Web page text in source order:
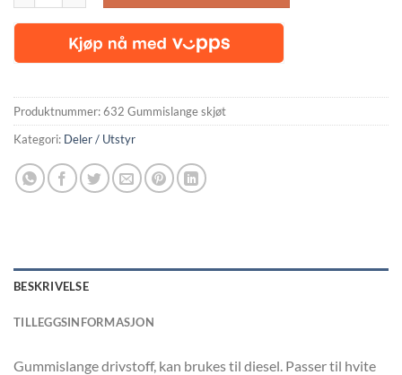
Produktnummer:632 Gummislange skjøt
Kategori: Deler / Utstyr
BESKRIVELSE
TILLEGGSINFORMASJON
Gummislange drivstoff, kan brukes til diesel. Passer til hvite